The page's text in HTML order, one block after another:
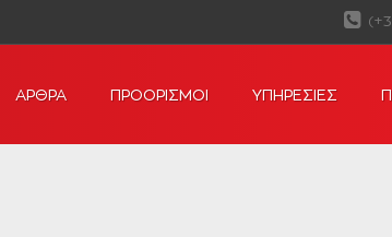
ΑΡΘΡΑ ΠΡΟΟΡΙΣΜΟΙ ΥΠΗΡΕΣΙΕΣ